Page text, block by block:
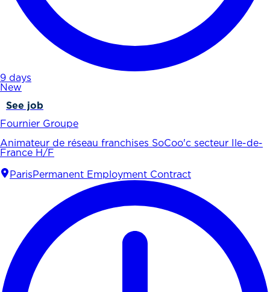
9 days
New
See job
Fournier Groupe
Animateur de réseau franchises SoCoo'c secteur Ile-de-
France H/F
Paris Permanent Employment Contract